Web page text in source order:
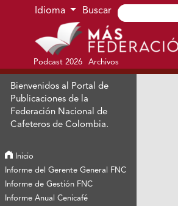
Ir al menú de navegación principal
Ir al contenido principal
Ir al pie de página del sitio
Idioma Buscar
Podcast 2026 Archivos
Bienvenidos al Portal de
Publicaciones de la
Federación Nacional de
Cafeteros de Colombia.
Inicio
Informe del Gerente General FNC
Informe de Gestión FNC
Informe Anual Cenicafé